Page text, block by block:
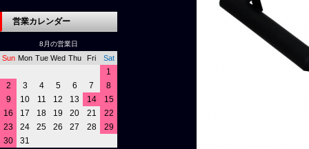
営業カレンダー
8月の営業日
Sun Mon Tue Wed Thu Fri Sat
1
2
3 4 5 6 7
8
9
10 11 12 13 14
15
16
17 18 19 20 21
22
23
24 25 26 27 28
29
30
31